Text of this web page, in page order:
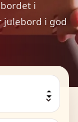
i
julebord i god